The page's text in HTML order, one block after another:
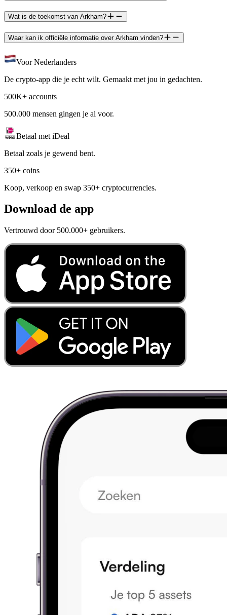
Wat is de toekomst van Arkham?
Waar kan ik officiële informatie over Arkham vinden?
Voor Nederlanders
De crypto-app die je echt wilt. Gemaakt met jou in gedachten.
500K+ accounts
500.000 mensen gingen je al voor.
Betaal met iDeal
Betaal zoals je gewend bent.
350+ coins
Koop, verkoop en swap 350+ cryptocurrencies.
Download de app
Vertrouwd door 500.000+ gebruikers.